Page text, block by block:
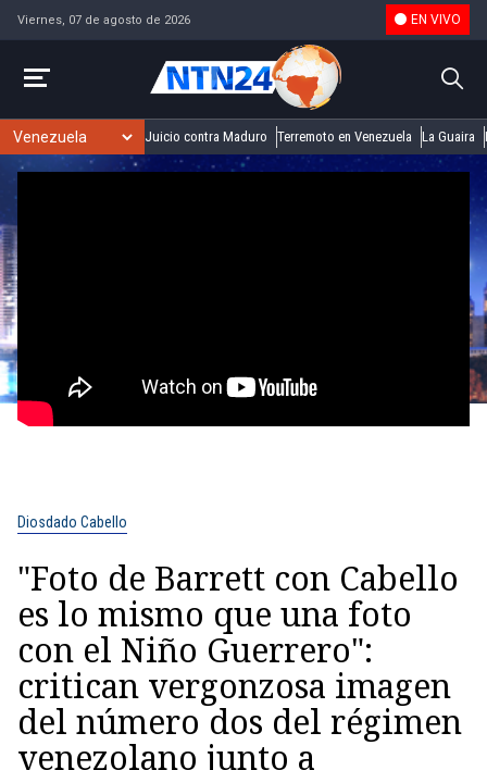
Viernes, 07 de agosto de 2026 EN VIVO
Juicio contra Maduro Terremoto en Venezuela La Guaira
Diosdado Cabello
"Foto de Barrett con Cabello
es lo mismo que una foto
con el Niño Guerrero":
critican vergonzosa imagen
del número dos del régimen
venezolano junto a